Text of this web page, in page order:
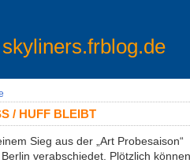
skyliners.frblog.de
/ HUFF BLEIBT
Sieg aus der „Art Probesaison“
verabschiedet. Plötzlich